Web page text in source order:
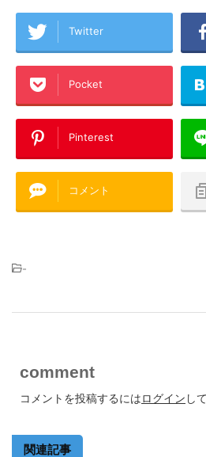
Twitter
Pocket
Pinterest
コメント
-
comment
コメントを投稿するにはログイン し
関連記事